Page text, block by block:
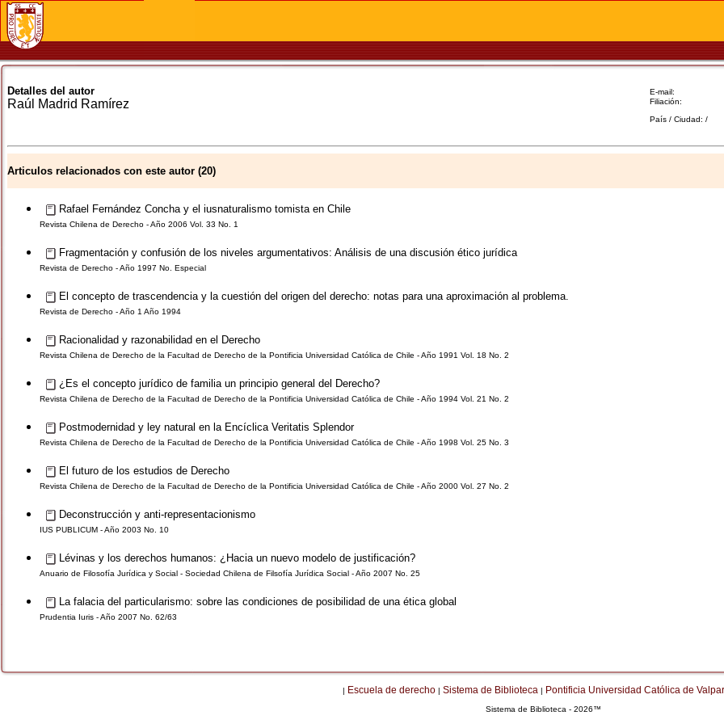
E-mail:
Filiación:
País / Ciudad: /
Detalles del autor
Raúl Madrid Ramírez
Articulos relacionados con este autor (20)
Rafael Fernández Concha y el iusnaturalismo tomista en Chile
Revista Chilena de Derecho - Año 2006 Vol. 33 No. 1
Fragmentación y confusión de los niveles argumentativos: Análisis de una discusión ético jurídica
Revista de Derecho - Año 1997 No. Especial
El concepto de trascendencia y la cuestión del origen del derecho: notas para una aproximación al problema.
Revista de Derecho - Año 1 Año 1994
Racionalidad y razonabilidad en el Derecho
Revista Chilena de Derecho de la Facultad de Derecho de la Pontificia Universidad Católica de Chile - Año 1991 Vol. 18 No. 2
¿Es el concepto jurídico de familia un principio general del Derecho?
Revista Chilena de Derecho de la Facultad de Derecho de la Pontificia Universidad Católica de Chile - Año 1994 Vol. 21 No. 2
Postmodernidad y ley natural en la Encíclica Veritatis Splendor
Revista Chilena de Derecho de la Facultad de Derecho de la Pontificia Universidad Católica de Chile - Año 1998 Vol. 25 No. 3
El futuro de los estudios de Derecho
Revista Chilena de Derecho de la Facultad de Derecho de la Pontificia Universidad Católica de Chile - Año 2000 Vol. 27 No. 2
Deconstrucción y anti-representacionismo
IUS PUBLICUM - Año 2003 No. 10
Lévinas y los derechos humanos: ¿Hacia un nuevo modelo de justificación?
Anuario de Filosofía Jurídica y Social - Sociedad Chilena de Filsofía Jurídica Social - Año 2007 No. 25
La falacia del particularismo: sobre las condiciones de posibilidad de una ética global
Prudentia Iuris - Año 2007 No. 62/63
| Escuela de derecho | Sistema de Biblioteca | Pontificia Universidad Católica de
Sistema de Biblioteca - 2026™